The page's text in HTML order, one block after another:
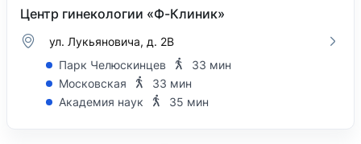
Центр гинекологии «Ф-Клиник»
ул. Лукьяновича, д. 2В
Парк Челюскинцев
33 мин
Московская
33 мин
Академия наук
35 мин